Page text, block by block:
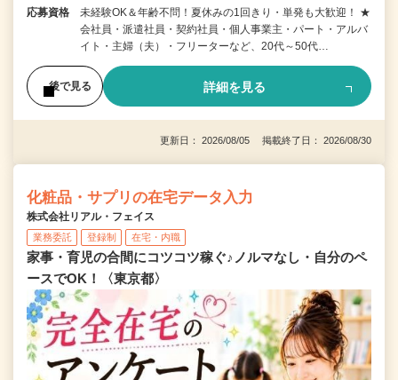
応募資格
未経験OK＆年齢不問！夏休みの1回きり・単発も大歓迎！ ★
会社員・派遣社員・契約社員・個人事業主・パート・アルバ
イト・主婦（夫）・フリーターなど、20代～50代…
後で見る 詳細を見る
更新日： 2026/08/05 掲載終了日： 2026/08/30
化粧品・サプリの在宅データ入力
株式会社リアル・フェイス
業務委託 登録制 在宅・内職
家事・育児の合間にコツコツ稼ぐ♪ノルマなし・自分のペ
ースでOK！〈東京都〉